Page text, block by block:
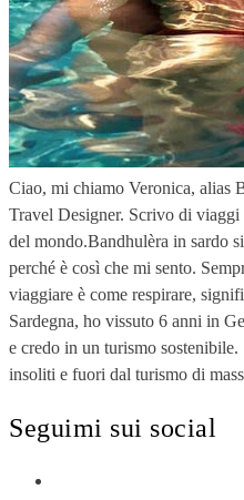
Ciao, mi chiamo Veronica, alias
Travel Designer. Scrivo di viaggi
del mondo.Bandhulèra in sardo
perché è così che mi sento.
viaggiare è come respirare,
Sardegna, ho vissuto 6 anni in
e credo in un turismo
insoliti e fuori dal turismo di
Seguimi sui social